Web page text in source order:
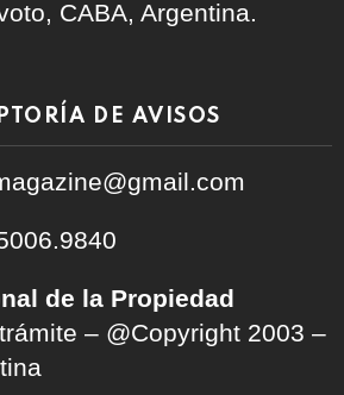
CABA, Argentina.
DE AVISOS
de la Propiedad
– @Copyright 2003 –